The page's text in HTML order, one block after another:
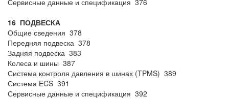
Сервисные данные и спецификация 376
16 ПОДВЕСКА
Общие сведения 378
Передняя подвеска 378
Задняя подвеска 383
Колеса и шины 387
Система контроля давления в шинах (TPMS) 389
Система ECS 391
Сервисные данные и спецификация 392